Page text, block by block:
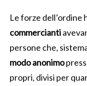
Le forze dell’ordine
commercianti
persone che,
modo anonimo
propri, divisi per